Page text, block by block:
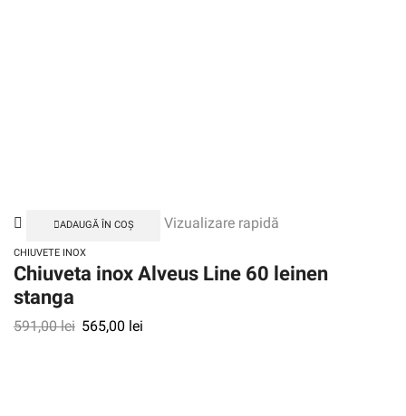
ADAUGĂ ÎN COȘ Vizualizare rapidă
CHIUVETE INOX
Chiuveta inox Alveus Line 60 leinen
stanga
591,00lei 565,00 lei